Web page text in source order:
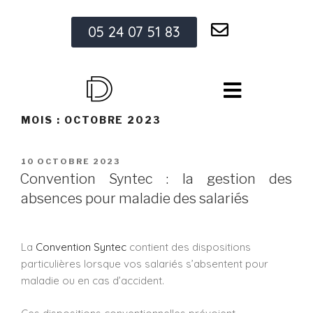
05 24 07 51 83
MOIS : OCTOBRE 2023
10 OCTOBRE 2023
Convention Syntec : la gestion des
absences pour maladie des salariés
La Convention Syntec contient des dispositions
particulières lorsque vos salariés s’absentent pour
maladie ou en cas d’accident.